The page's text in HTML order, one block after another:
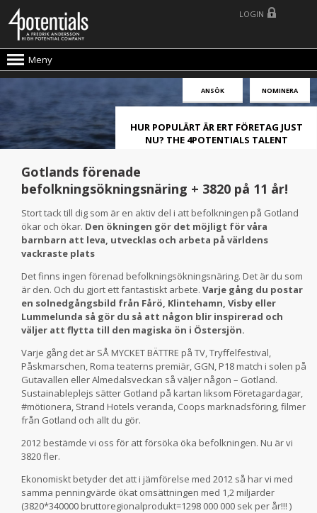
Meny
LOGIN
ANSÖK NOMINERA
HUR POPULÄRT ÄR ERT FÖRETAG JUST
NU? THE 4POTENTIALS TALENT
Gotlands förenade
befolkningsökningsnäring + 3820 på 11 år!
Stort tack till dig som är en aktiv del i att befolkningen på Gotland
ökar och ökar. Den ökningen gör det möjligt för våra
barnbarn att leva, utvecklas och arbeta på världens
vackraste plats
Det finns ingen förenad befolkningsökningsnäring. Det är du som
är den. Och du gjort ett fantastiskt arbete. Varje gång du postar
en solnedgångsbild från Fårö, Klintehamn, Visby eller
Lummelunda så gör du så att någon blir inspirerad och
väljer att flytta till den magiska ön i Östersjön.
Varje gång det är SÅ MYCKET BÄTTRE på TV, Tryffelfestival,
Påskmarschen, Roma teaterns premiär, GGN, P18 match i solen på
Gutavallen eller Almedalsveckan så väljer någon – Gotland.
Sustainableplejs sätter Gotland på kartan liksom Företagardagar,
#mötionera, Strand Hotels veranda, Coops marknadsföring, filmer
från Gotland och allt du gör.
2012 bestämde vi oss för att försöka öka befolkningen. Nu är vi
3820 fler.
Ekonomiskt betyder det att i jämförelse med 2012 så har vi med
samma penningvärde ökat omsättningen med 1,2 miljarder
(3820*340000 bruttoregionalprodukt=1298 000 000 sek per år!!! )